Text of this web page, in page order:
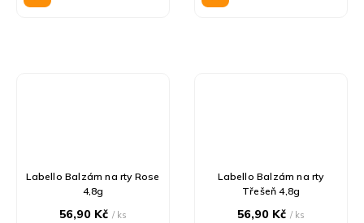
Labello Balzám na rty Rose
4,8g
56,90 Kč/ ks
Labello Balzám na rty
Třešeň 4,8g
56,90 Kč/ ks